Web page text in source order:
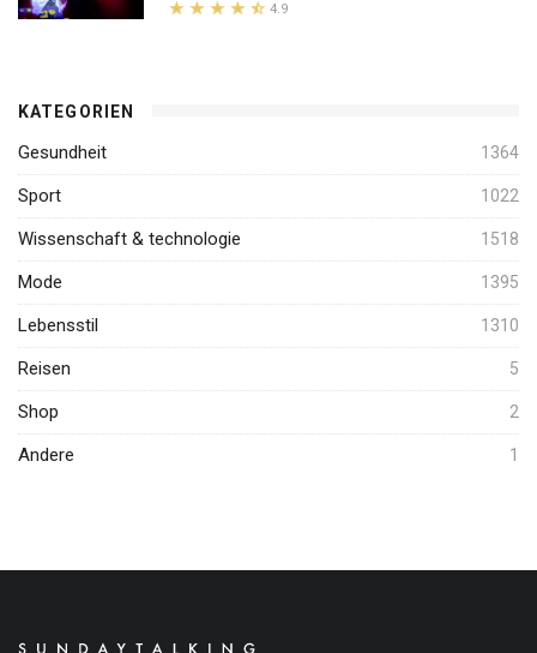
4.9
KATEGORIEN
Gesundheit 1364
Sport 1022
Wissenschaft & technologie 1518
Mode 1395
Lebensstil 1310
Reisen 5
Shop 2
Andere 1